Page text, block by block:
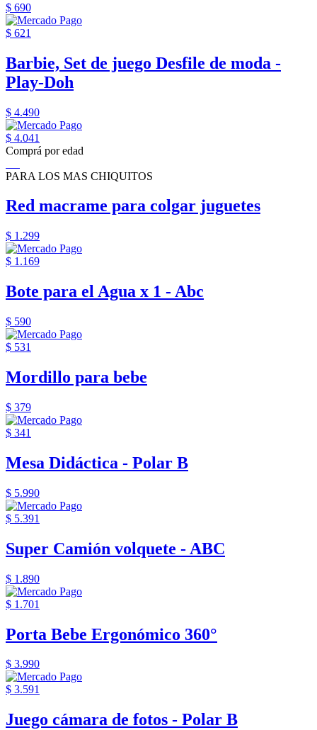
$ 690
$ 621
Barbie, Set de juego Desfile de moda -
Play-Doh
$ 4.490
$ 4.041
Comprá por edad
PARA LOS MAS CHIQUITOS
Red macrame para colgar juguetes
$ 1.299
$ 1.169
Bote para el Agua x 1 - Abc
$ 590
$ 531
Mordillo para bebe
$ 379
$ 341
Mesa Didáctica - Polar B
$ 5.990
$ 5.391
Super Camión volquete - ABC
$ 1.890
$ 1.701
Porta Bebe Ergonómico 360°
$ 3.990
$ 3.591
Juego cámara de fotos - Polar B